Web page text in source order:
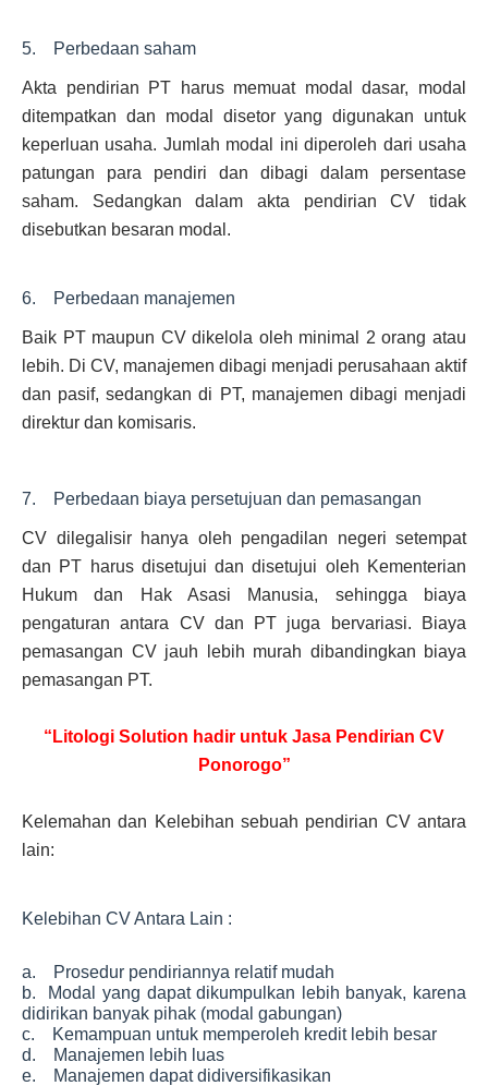
5. Perbedaan saham
Akta pendirian PT harus memuat modal dasar, modal
ditempatkan dan modal disetor yang digunakan untuk
keperluan usaha. Jumlah modal ini diperoleh dari usaha
patungan para pendiri dan dibagi dalam persentase
saham. Sedangkan dalam akta pendirian CV tidak
disebutkan besaran modal.
6. Perbedaan manajemen
Baik PT maupun CV dikelola oleh minimal 2 orang atau
lebih. Di CV, manajemen dibagi menjadi perusahaan aktif
dan pasif, sedangkan di PT, manajemen dibagi menjadi
direktur dan komisaris.
7. Perbedaan biaya persetujuan dan pemasangan
CV dilegalisir hanya oleh pengadilan negeri setempat
dan PT harus disetujui dan disetujui oleh Kementerian
Hukum dan Hak Asasi Manusia, sehingga biaya
pengaturan antara CV dan PT juga bervariasi. Biaya
pemasangan CV jauh lebih murah dibandingkan biaya
pemasangan PT.
“Litologi Solution hadir untuk Jasa Pendirian CV
Ponorogo”
Kelemahan dan Kelebihan sebuah pendirian CV antara
lain:
Kelebihan CV Antara Lain :
a. Prosedur pendiriannya relatif mudah
b. Modal yang dapat dikumpulkan lebih banyak, karena
didirikan banyak pihak (modal gabungan)
c. Kemampuan untuk memperoleh kredit lebih besar
d. Manajemen lebih luas
e. Manajemen dapat didiversifikasikan